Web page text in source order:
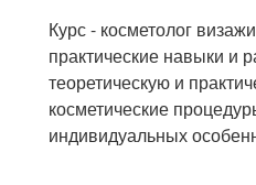
Курс - косметолог
практические навыки и
теоретическую и
косметические
индивидуальных